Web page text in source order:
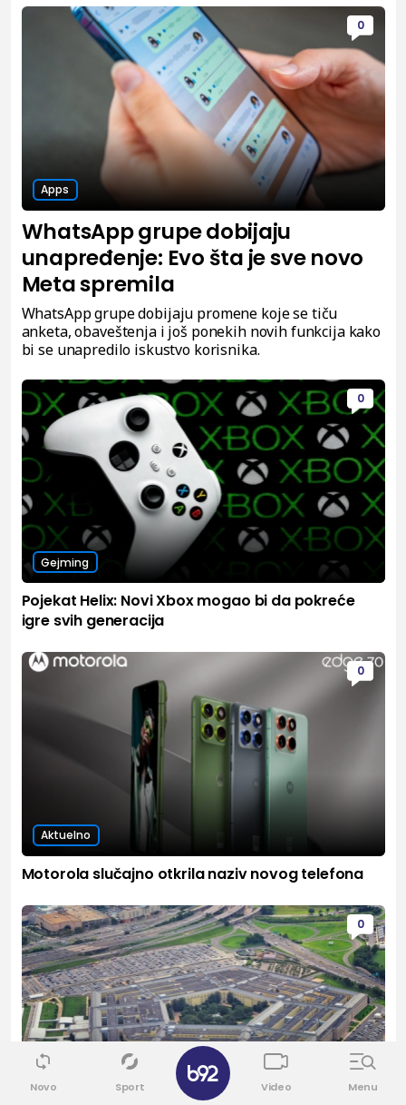
0
Apps
WhatsApp grupe dobijaju
unapređenje: Evo šta je sve novo
Meta spremila
WhatsApp grupe dobijaju promene koje se tiču
anketa, obaveštenja i još ponekih novih funkcija kako
bi se unapredilo iskustvo korisnika.
0
Gejming
Pojekat Helix: Novi Xbox mogao bi da pokreće
igre svih generacija
0
Aktuelno
Motorola slučajno otkrila naziv novog telefona
0
Aktuelno
Novo Sport Video Menu
✕